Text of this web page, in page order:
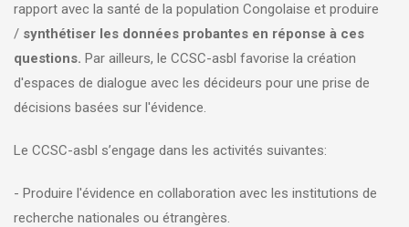
rapport avec la santé de la population Congolaise et produire
/ synthétiser les données probantes en réponse à ces
questions. Par ailleurs, le CCSC-asbl favorise la création
d'espaces de dialogue avec les décideurs pour une prise de
décisions basées sur l'évidence.
Le CCSC-asbl s’engage dans les activités suivantes:
- Produire l'évidence en collaboration avec les institutions de
recherche nationales ou étrangères.